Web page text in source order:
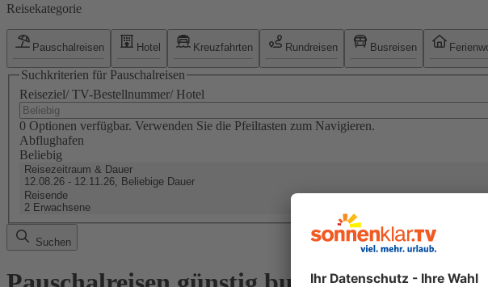
Reisekategorie
Pauschalreisen Hotel Kreuzfahrten Rundreisen Busreisen
Suchkriterien für Pauschalreisen
Reiseziel/ TV-Bestellnummer/ Hotel
0 Optionen verfügbar. Verwenden Sie die Pfeiltasten zum Navigieren.
Abflughafen
Beliebig
Reisezeitraum & Dauer
12.08.26 - 12.11.26, Beliebige Dauer
Reisende
2 Erwachsene
Suchen